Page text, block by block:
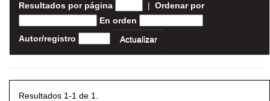
Resultados por página | Ordenar por
En orden
Autor/registro
Resultados 1-1 de 1.